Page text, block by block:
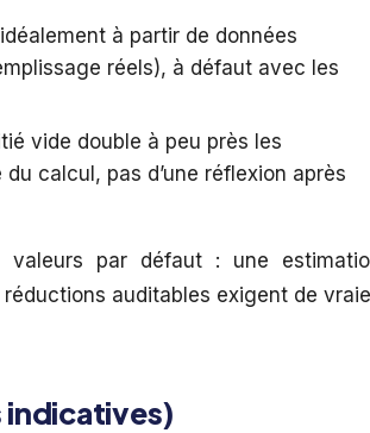
à partir de données
réels), à défaut avec les
vide double à peu près les
calcul, pas d’une réflexion après
valeurs par défaut : une
auditables exigent de